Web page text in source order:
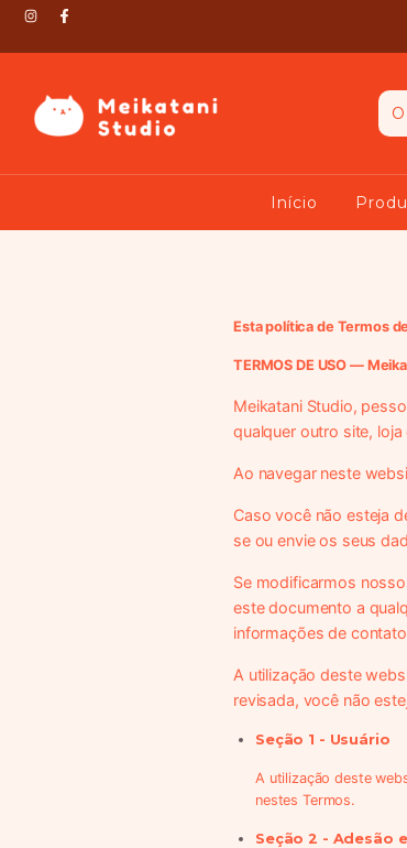
Início
Esta política de Termos
TERMOS DE USO —
Meikatani Studio,
qualquer outro site,
Ao navegar neste
Caso você não esteja
se ou envie os seus
Se modificarmos
este documento a
informações de
A utilização deste
revisada, você não
Seção 1 - Usuário
A utilização deste
nestes Termos.
Seção 2 - Adesão